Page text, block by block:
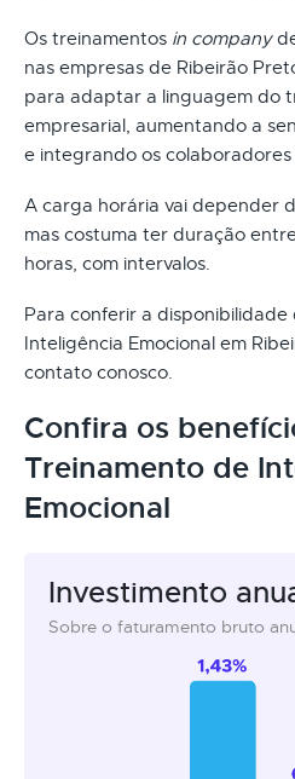
Os treinamentos in company
nas empresas de Ribeirão
para adaptar a linguagem do
empresarial, aumentando a
e integrando os colaboradores
A carga horária vai depender
mas costuma ter duração
horas, com intervalos.
Para conferir a
Inteligência Emocional em
contato conosco.
Confira os
Treinamento de
Emocional
Investimento
Sobre o faturamento bruto